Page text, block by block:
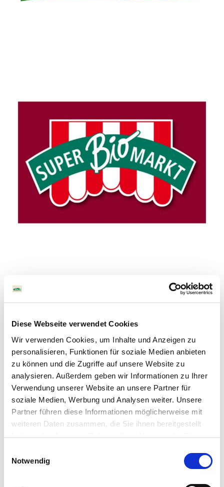
Diese Webseite verwendet Cookies
Wir verwenden Cookies, um Inhalte und Anzeigen zu
personalisieren, Funktionen für soziale Medien anbieten
zu können und die Zugriffe auf unsere Website zu
analysieren. Außerdem geben wir Informationen zu Ihrer
Verwendung unserer Website an unsere Partner für
soziale Medien, Werbung und Analysen weiter. Unsere
Partner führen diese Informationen möglicherweise mit
weiteren Daten zusammen, die Sie ihnen bereitgestellt
haben oder die sie im Rahmen Ihrer Nutzung der Dienste
Cookies, wenn Sie unsere Webseite weiterhin nutzen.
Notwendig